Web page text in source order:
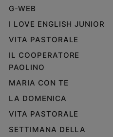
G-WEB
I LOVE ENGLISH JUNIOR
VITA PASTORALE
IL COOPERATORE
PAOLINO
MARIA CON TE
LA DOMENICA
VITA PASTORALE
SETTIMANA DELLA